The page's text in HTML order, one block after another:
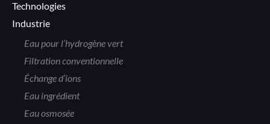
Technologies
Industrie
Eau pour l’hydrogène vert
Filtration conventionnelle
Échange d’ions
Eau ingrédient
Eau osmosée